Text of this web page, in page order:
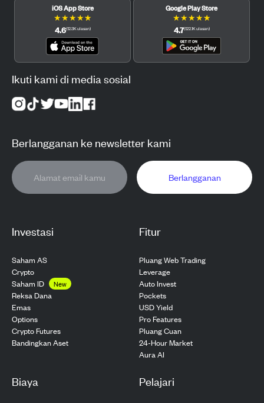
Investasi
Saham AS
Crypto
Saham ID
New
Reksa Dana
Emas
Options
Crypto Futures
Bandingkan Aset
Fitur
Pluang Web Trading
Leverage
Auto Invest
Pockets
USD Yield
Pro Features
Pluang Cuan
24-Hour Market
Aura AI
Biaya Pelajari
iOS App Store
★★★★★
4.6(12.3Kulasan)
Google Play Store
★★★★★
4.7(122.1Kulasan)
Ikuti kami di media sosial
Berlangganan ke newsletter kami
Berlangganan